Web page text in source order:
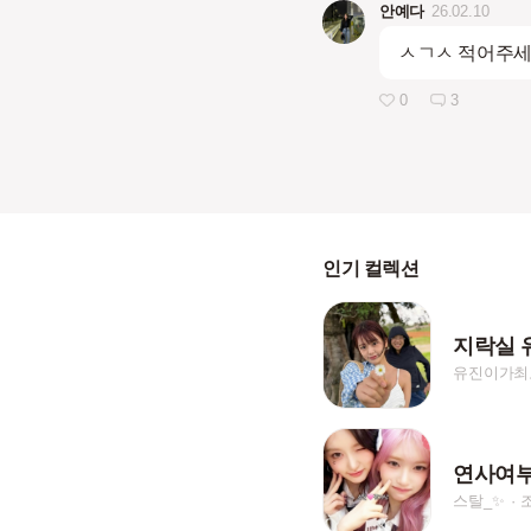
안예다 26.02.10
ㅅㄱㅅ 적어주
0 3
인기 컬렉션
지락실
유진이가
연사여
스탈_✨